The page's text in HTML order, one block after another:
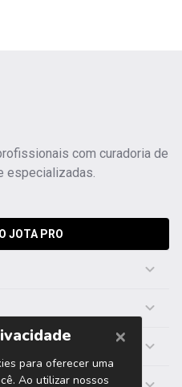
com curadoria de
especializadas.
JOTA PRO